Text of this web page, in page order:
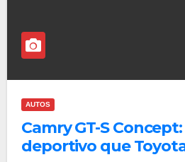
AUTOS
Camry GT-S
deportivo que